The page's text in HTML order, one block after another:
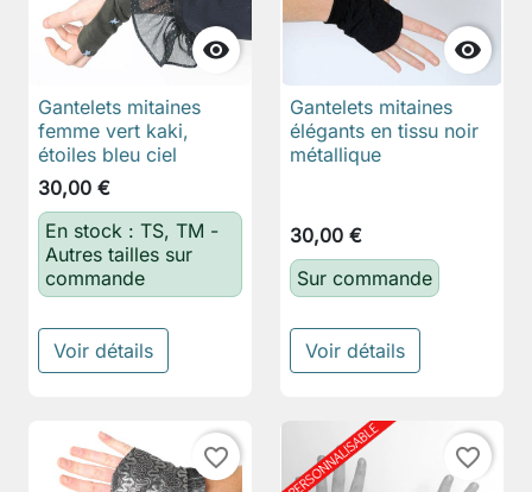

Gantelets mitaines
femme vert kaki,
étoiles bleu ciel
30,00 €
En stock : TS, TM -
Autres tailles sur
commande
Voir détails

Gantelets mitaines
élégants en tissu noir
métallique
30,00 €
Sur commande
Voir détails
favorite_border favorite_border